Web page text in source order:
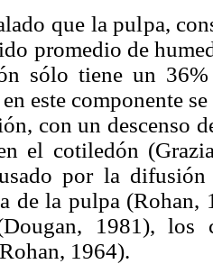
que la pulpa,
promedio de
sólo tiene un
este componente
con un descenso
el cotiledón
por la
de la pulpa (Rohan,
1981), los
1964).